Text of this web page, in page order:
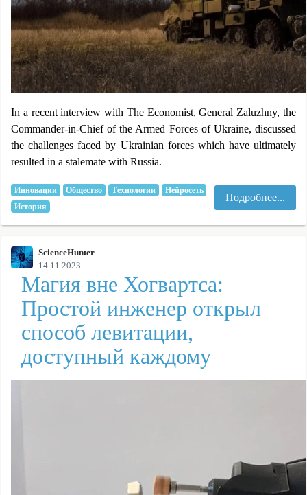
In a recent interview with The Economist, General Zaluzhny, the
Commander-in-Chief of the Armed Forces of Ukraine, discussed
the challenges faced by Ukrainian forces which have ultimately
resulted in a stalemate with Russia.
Инновации Общество Технологии
Нейросеть
История
Подробнее...
ScienceHunter
14.11.2023
Магия вне Хогвартса:
Простой инженер открыл
способ левитации,
доступный каждому